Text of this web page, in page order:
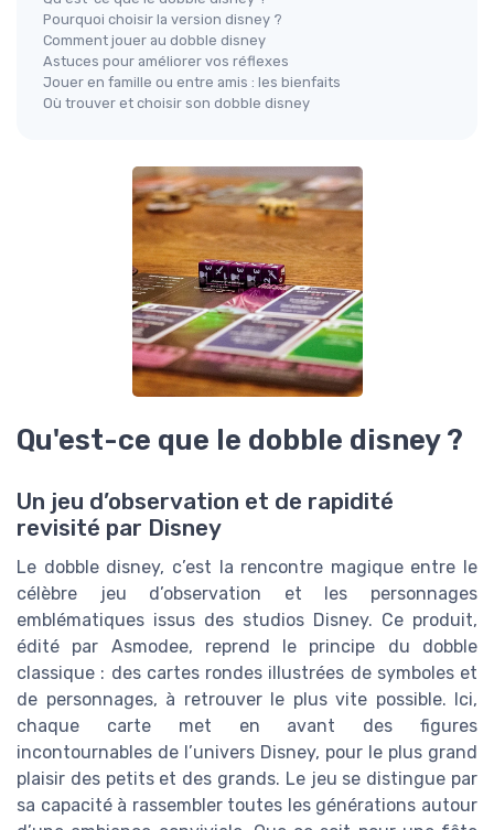
Pourquoi choisir la version disney ?
Comment jouer au dobble disney
Astuces pour améliorer vos réflexes
Jouer en famille ou entre amis : les bienfaits
Où trouver et choisir son dobble disney
Qu'est-ce que le dobble disney ?
Un jeu d’observation et de rapidité
revisité par Disney
Le dobble disney, c’est la rencontre magique entre le
célèbre jeu d’observation et les personnages
emblématiques issus des studios Disney. Ce produit,
édité par Asmodee, reprend le principe du dobble
classique : des cartes rondes illustrées de symboles et
de personnages, à retrouver le plus vite possible. Ici,
chaque carte met en avant des figures
incontournables de l’univers Disney, pour le plus grand
plaisir des petits et des grands. Le jeu se distingue par
sa capacité à rassembler toutes les générations autour